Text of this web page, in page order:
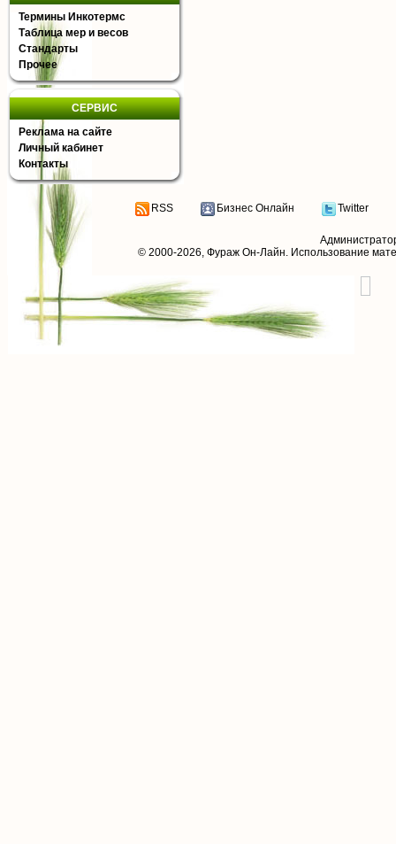
Термины Инкотермс
Таблица мер и весов
Стандарты
Прочее
СЕРВИС
Реклама на сайте
Личный кабинет
Контакты
RSS Бизнес Онлайн Twitter
© 2000-2026, Фураж Он-Лайн. Использование